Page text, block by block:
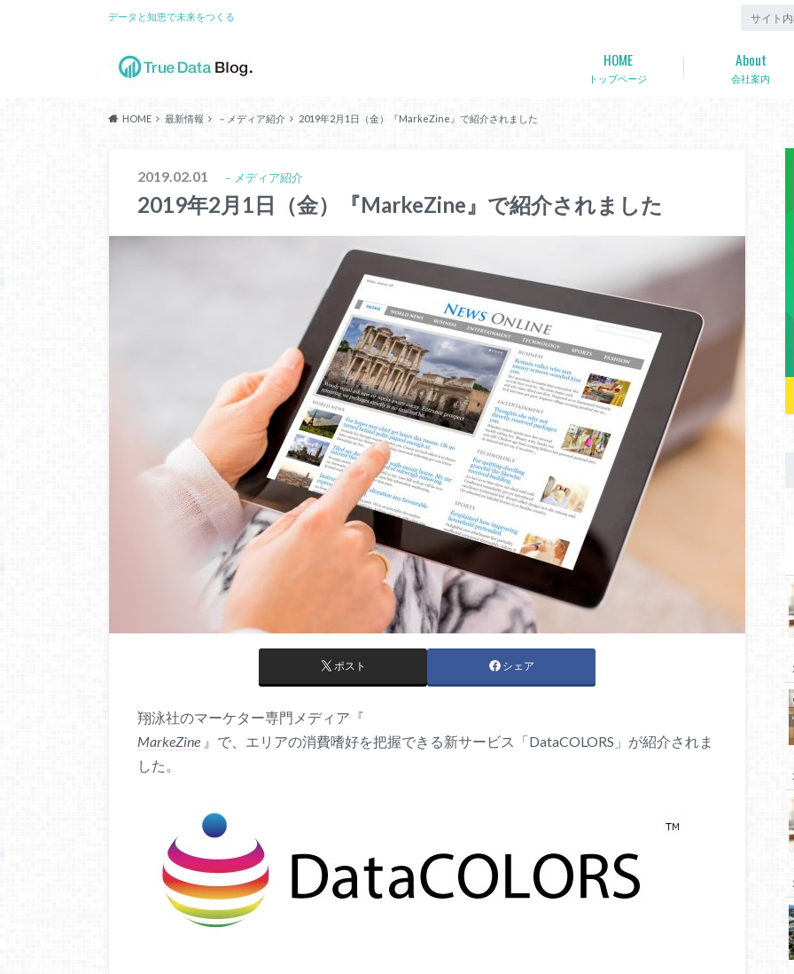
データと知恵で未来をつくる
トップページ
HOME
会社案内
About
HOME 最新情報 －メディア紹介 2019年2月1日（金）『MarkeZine』で紹介されました
2019.02.01 －メディア紹介
2019年2月1日（金）『MarkeZine』で紹介されました
ポスト シェア
翔泳社のマーケター専門メディア『
MarkeZine 』で、エリアの消費嗜好を把握できる新サービス「DataCOLORS」が紹介されま
した。